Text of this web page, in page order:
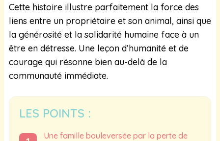
Cette histoire illustre parfaitement la force des
liens entre un propriétaire et son animal, ainsi que
la générosité et la solidarité humaine face à un
être en détresse. Une leçon d’humanité et de
courage qui résonne bien au-delà de la
communauté immédiate.
LES POINTS :
Une famille bouleversée par la perte de